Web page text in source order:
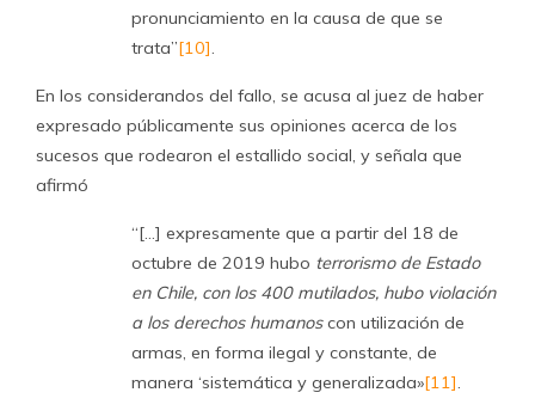
pronunciamiento en la causa de que se
trata”[10].
En los considerandos del fallo, se acusa al juez de haber
expresado públicamente sus opiniones acerca de los
sucesos que rodearon el estallido social, y señala que
afirmó
“[…] expresamente que a partir del 18 de
octubre de 2019 hubo terrorismo de Estado
en Chile, con los 400 mutilados, hubo violación
a los derechos humanoscon utilización de
armas, en forma ilegal y constante, de
manera ‘sistemática y generalizada»[11].